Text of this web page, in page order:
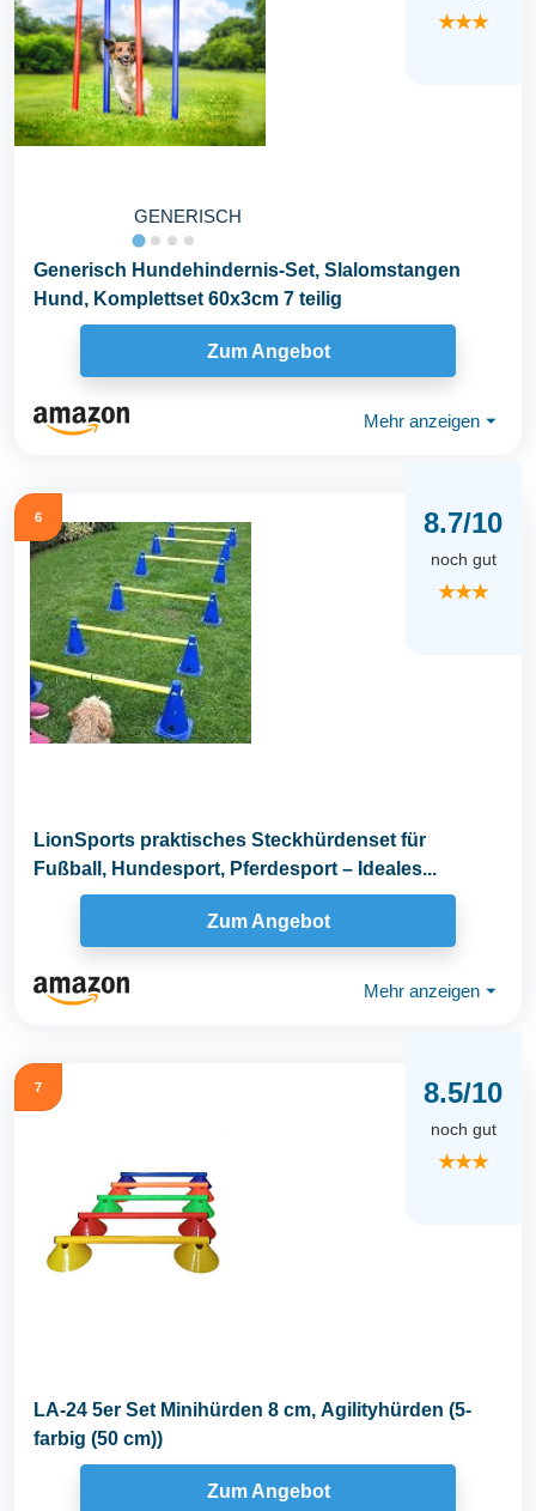
GENERISCH
★★★
Generisch Hundehindernis-Set, Slalomstangen
Hund, Komplettset 60x3cm 7 teilig
Zum Angebot
Mehr anzeigen ⏷
6 8.7/10
noch gut
★★★
LionSports praktisches Steckhürdenset für
Fußball, Hundesport, Pferdesport – Ideales...
Zum Angebot
Mehr anzeigen ⏷
7 8.5/10
noch gut
★★★
LA-24 5er Set Minihürden 8 cm, Agilityhürden (5-
farbig (50 cm))
Zum Angebot